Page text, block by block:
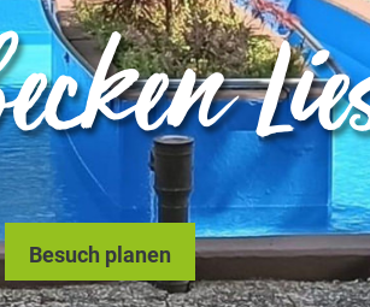
Besuch planen